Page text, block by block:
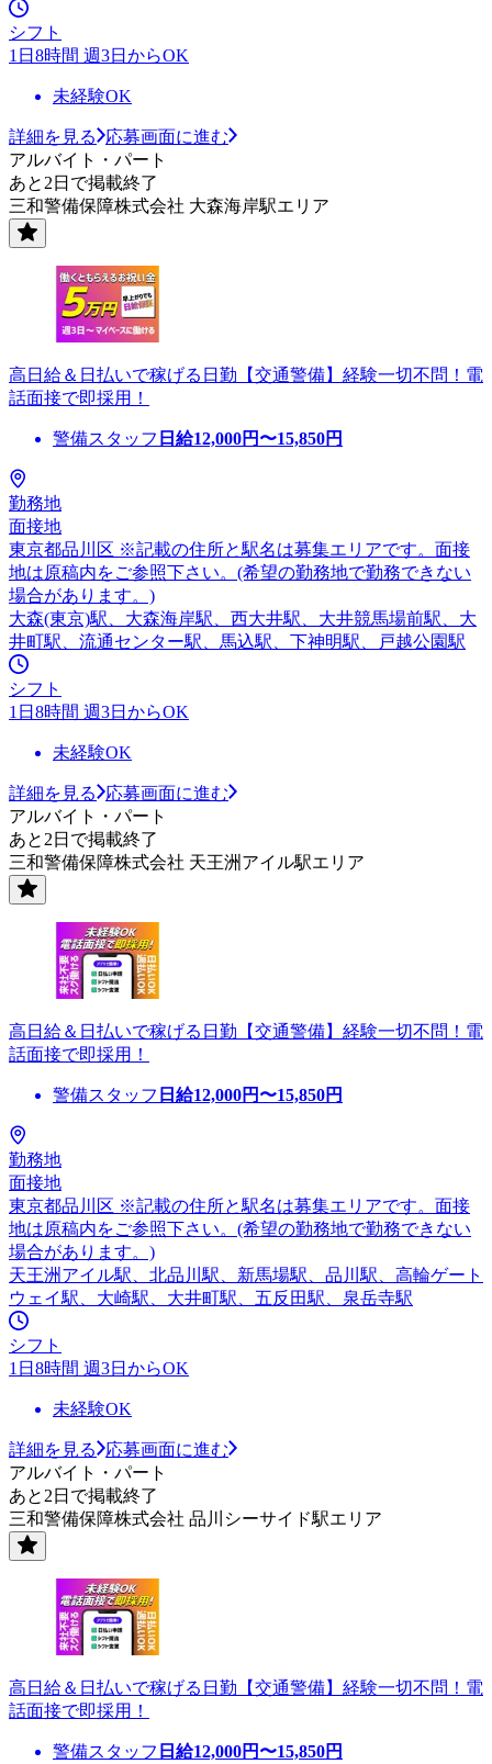
シフト
1日8時間 週3日からOK
未経験OK
詳細を見る
応募画面に進む
アルバイト・パート
あと2日で掲載終了
三和警備保障株式会社 大森海岸駅エリア
高日給＆日払いで稼げる日勤【交通警備】経験一切不問！電
話面接で即採用！
警備スタッフ 日給12,000円〜15,850円
勤務地
面接地
東京都品川区 ※記載の住所と駅名は募集エリアです。面接
地は原稿内をご参照下さい。(希望の勤務地で勤務できない
場合があります。)
大森(東京)駅、大森海岸駅、西大井駅、大井競馬場前駅、大
井町駅、流通センター駅、馬込駅、下神明駅、戸越公園駅
シフト
1日8時間 週3日からOK
未経験OK
詳細を見る
応募画面に進む
アルバイト・パート
あと2日で掲載終了
三和警備保障株式会社 天王洲アイル駅エリア
高日給＆日払いで稼げる日勤【交通警備】経験一切不問！電
話面接で即採用！
警備スタッフ 日給12,000円〜15,850円
勤務地
面接地
東京都品川区 ※記載の住所と駅名は募集エリアです。面接
地は原稿内をご参照下さい。(希望の勤務地で勤務できない
場合があります。)
天王洲アイル駅、北品川駅、新馬場駅、品川駅、高輪ゲート
ウェイ駅、大崎駅、大井町駅、五反田駅、泉岳寺駅
シフト
1日8時間 週3日からOK
未経験OK
詳細を見る
応募画面に進む
アルバイト・パート
あと2日で掲載終了
三和警備保障株式会社 品川シーサイド駅エリア
高日給＆日払いで稼げる日勤【交通警備】経験一切不問！電
話面接で即採用！
警備スタッフ 日給12,000円〜15,850円